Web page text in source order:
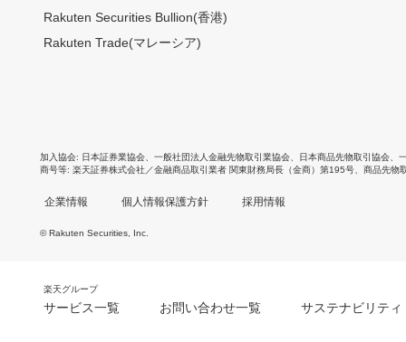
Rakuten Securities Bullion(香港)
Rakuten Trade(マレーシア)
加入協会 日本証券業協会 一般社団法人金融先物取引業協会 日本商品先物取引協会
商号等 楽天証券株式会社／金融商品取引業者 関東財務局長（金商）第195号、商品先物
企業情報 個人情報保護方針 採用情報
© Rakuten Securities, Inc.
楽天グループ
サービス一覧 お問い合わせ一覧 サステナビリティ